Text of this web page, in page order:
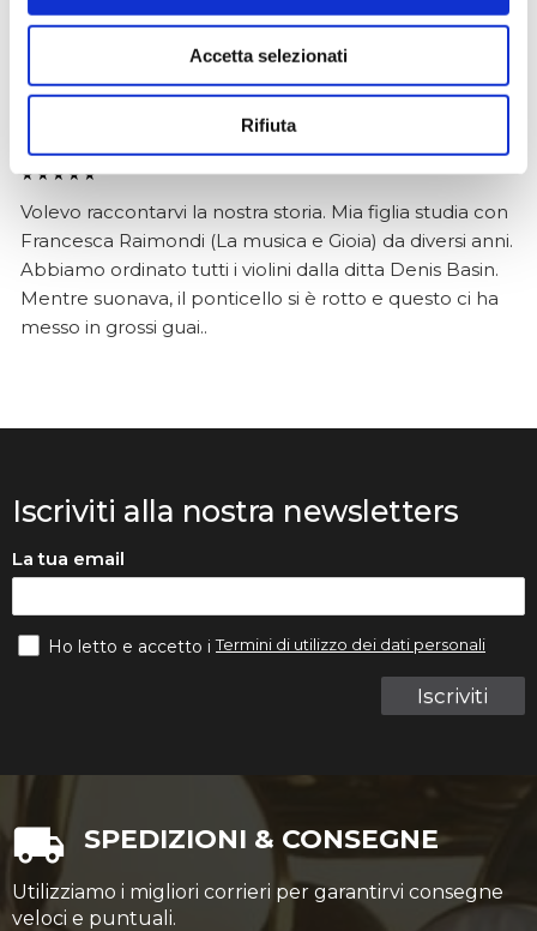
Accetta selezionati
Rifiuta
★★★★★
Volevo raccontarvi la nostra storia. Mia figlia studia con
Francesca Raimondi (La musica e Gioia) da diversi anni.
Abbiamo ordinato tutti i violini dalla ditta Denis Basin.
Mentre suonava, il ponticello si è rotto e questo ci ha
messo in grossi guai..
Iscriviti alla nostra newsletters
La tua email
Iscriviti
Ho letto e accetto iTermini di utilizzo dei dati personali
SPEDIZIONI & CONSEGNE
Utilizziamo i migliori corrieri per garantirvi consegne
veloci e puntuali.